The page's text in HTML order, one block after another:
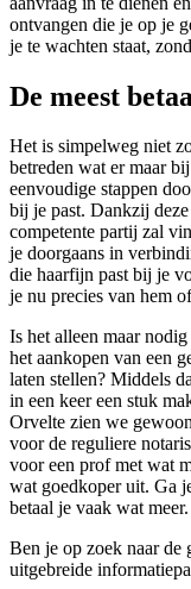
ontvangen die je op je
je te wachten staat,
De meest
Het is simpelweg niet
betreden wat er maar
eenvoudige stappen
bij je past. Dankzij
competente partij zal
je doorgaans in
die haarfijn past bij je
je nu precies van hem
Is het alleen maar
het aankopen van een
laten stellen? Middels
in een keer een stuk
Orvelte zien we
voor de reguliere
voor een prof met wat
wat goedkoper uit. Ga
betaal je vaak wat meer.
Ben je op zoek naar de
uitgebreide